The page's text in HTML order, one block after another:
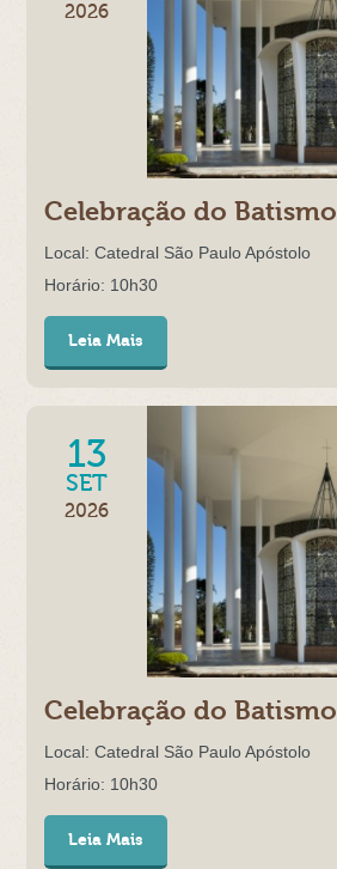
2026
Celebração do Batismo
Local: Catedral São Paulo Apóstolo
Horário: 10h30
Leia Mais
13
SET
2026
Celebração do Batismo
Local: Catedral São Paulo Apóstolo
Horário: 10h30
Leia Mais